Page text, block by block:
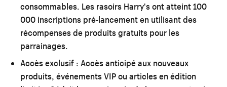
consommables. Les rasoirs Harry's ont atteint 100
000 inscriptions pré-lancement en utilisant des
récompenses de produits gratuits pour les
parrainages.
Accès exclusif : Accès anticipé aux nouveaux
produits, événements VIP ou articles en édition